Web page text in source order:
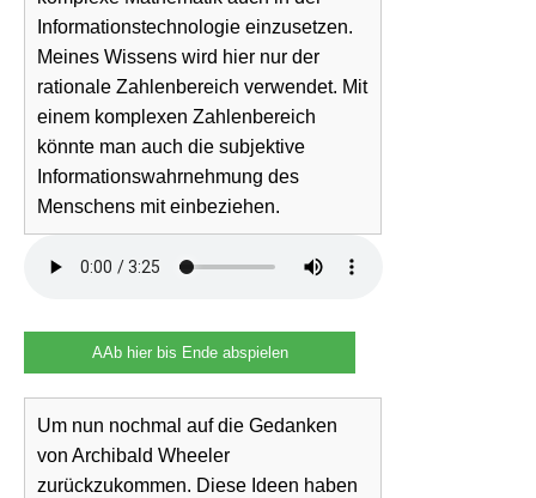
Informationstechnologie einzusetzen.
Meines Wissens wird hier nur der
rationale Zahlenbereich verwendet. Mit
einem komplexen Zahlenbereich
könnte man auch die subjektive
Informationswahrnehmung des
Menschens mit einbeziehen.
AAb hier bis Ende abspielen
Um nun nochmal auf die Gedanken
von Archibald Wheeler
zurückzukommen. Diese Ideen haben